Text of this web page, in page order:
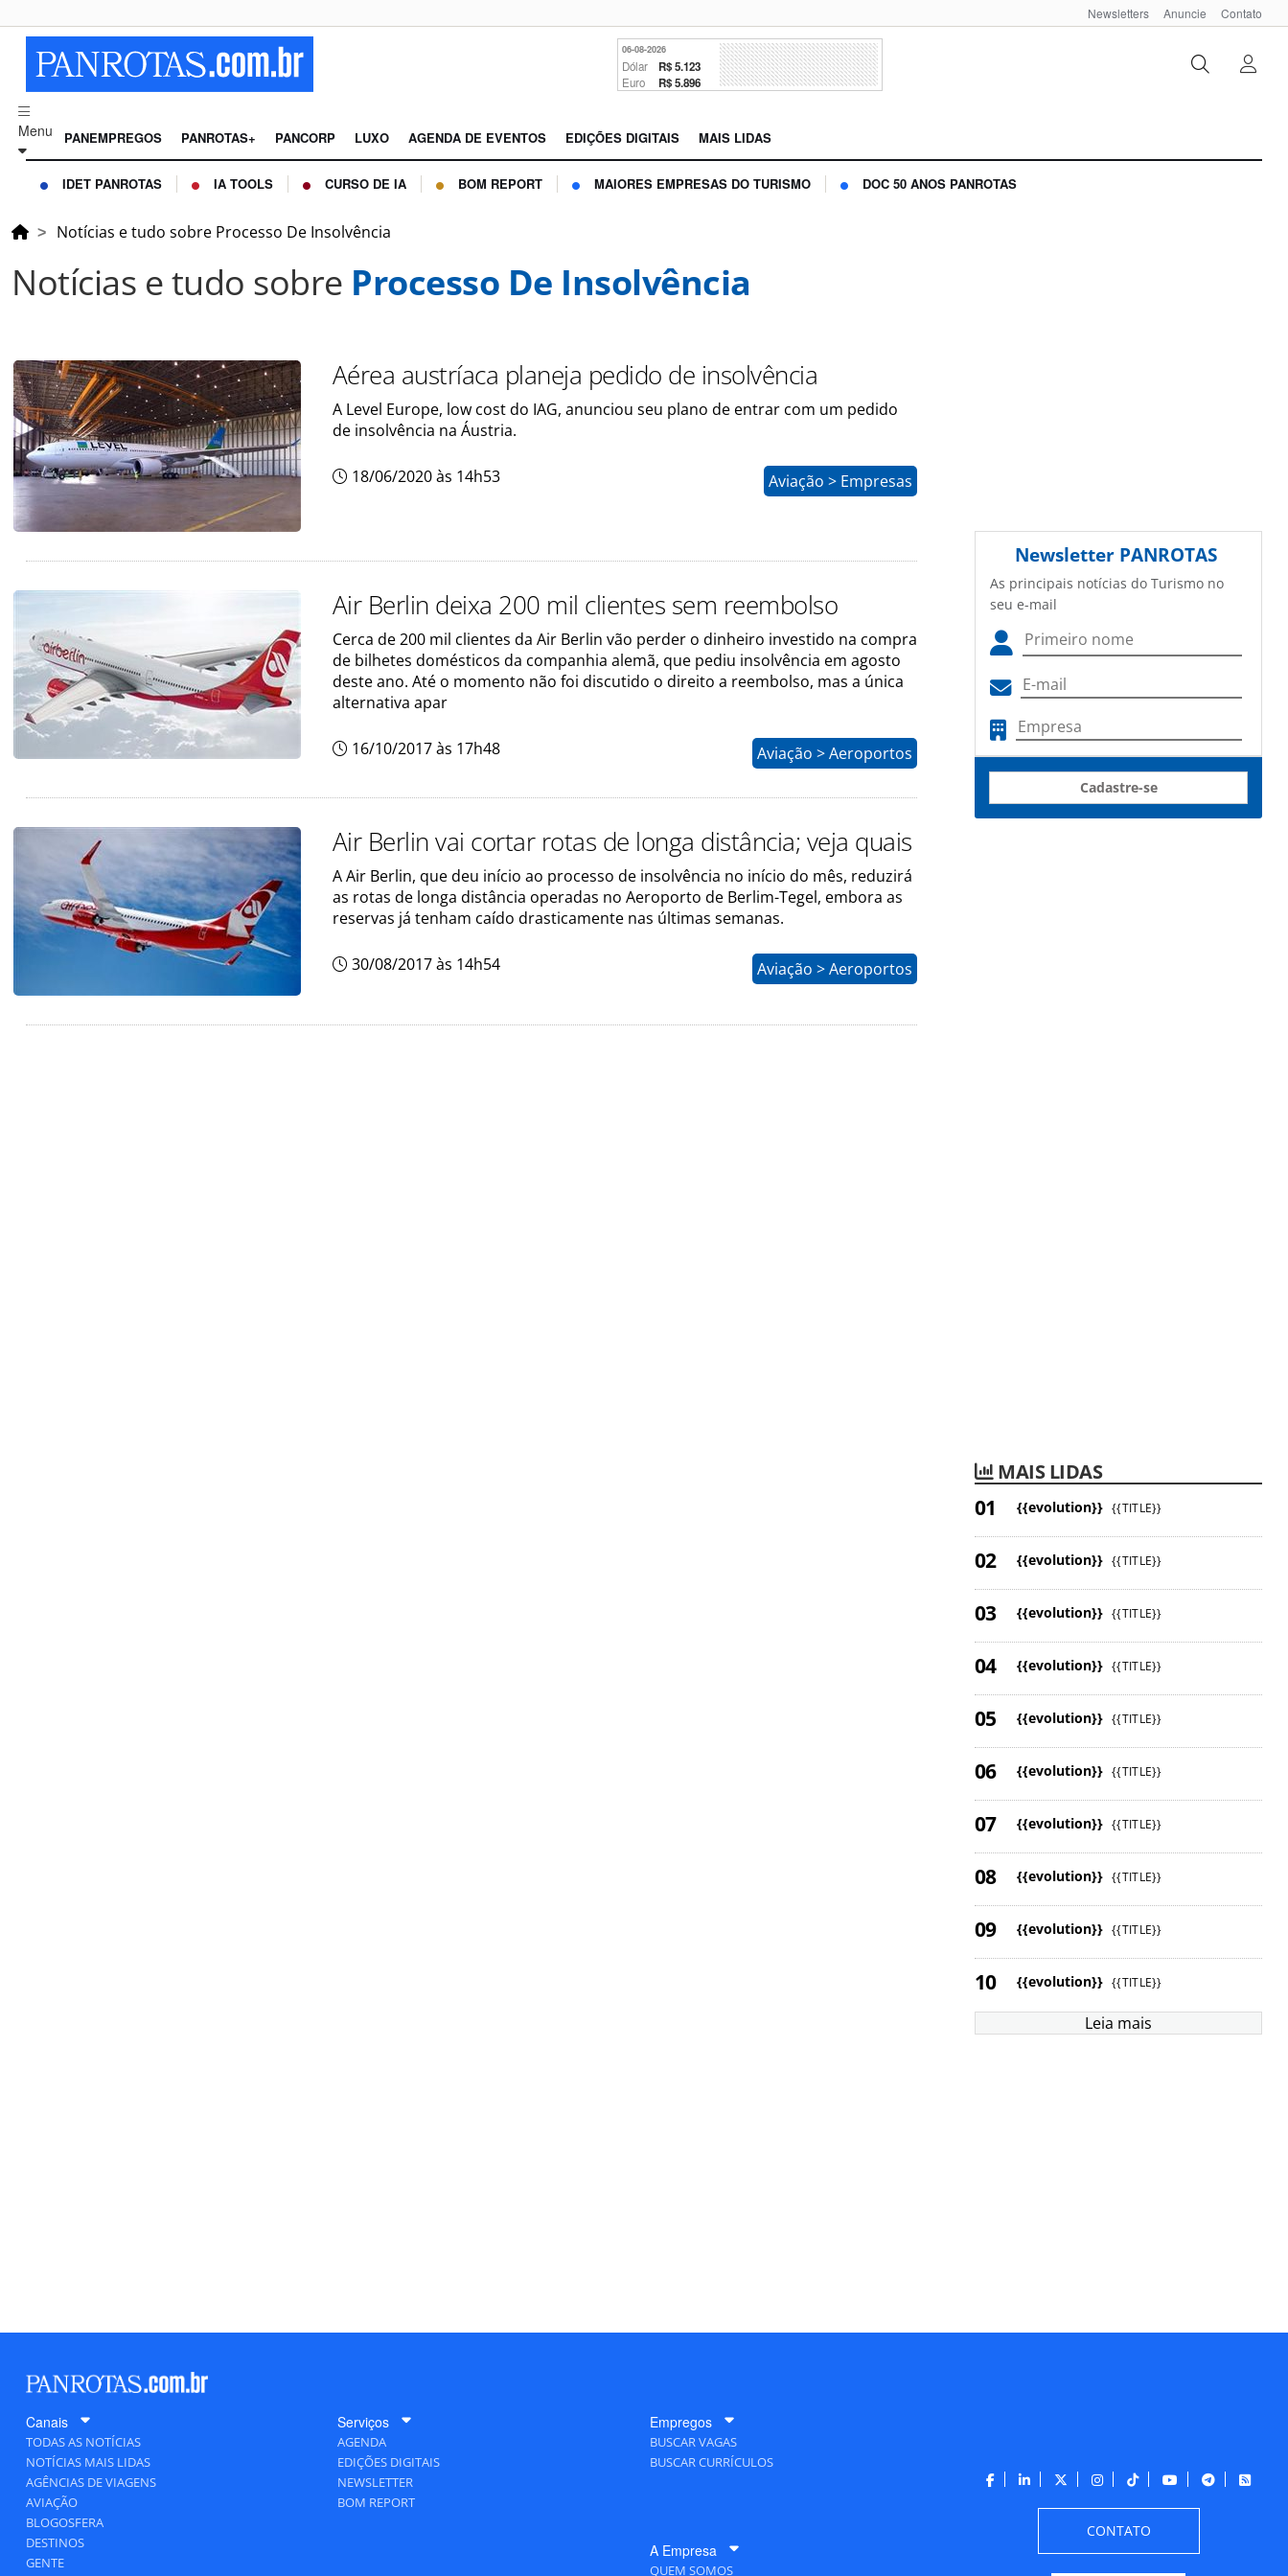
Newsletters Anuncie Contato
06-08-2026
Dólar R$ 5.123
Euro R$ 5.896
Menu PANEMPREGOS PANROTAS+ PANCORP LUXO AGENDA DE EVENTOS EDIÇÕES DIGITAIS MAIS LIDAS
IDET PANROTAS IA TOOLS CURSO DE IA BOM REPORT MAIORES EMPRESAS DO TURISMO DOC 50 ANOS PANROTAS
Notícias e tudo sobre Processo De Insolvência
Notícias e tudo sobre Processo De Insolvência
Aérea austríaca planeja pedido de insolvência
A Level Europe, low cost do IAG, anunciou seu plano de entrar com um pedido
de insolvência na Áustria.
18/06/2020 às 14h53 Aviação > Empresas
Air Berlin deixa 200 mil clientes sem reembolso
Cerca de 200 mil clientes da Air Berlin vão perder o dinheiro investido na compra
de bilhetes domésticos da companhia alemã, que pediu insolvência em agosto
deste ano. Até o momento não foi discutido o direito a reembolso, mas a única
alternativa apar
16/10/2017 às 17h48 Aviação > Aeroportos
Air Berlin vai cortar rotas de longa distância; veja quais
A Air Berlin, que deu início ao processo de insolvência no início do mês, reduzirá
as rotas de longa distância operadas no Aeroporto de Berlim-Tegel, embora as
reservas já tenham caído drasticamente nas últimas semanas.
30/08/2017 às 14h54 Aviação > Aeroportos
Newsletter PANROTAS
As principais notícias do Turismo no
seu e-mail
Cadastre-se
MAIS LIDAS
{{evolution}} {{TITLE}}
{{evolution}} {{TITLE}}
{{evolution}} {{TITLE}}
{{evolution}} {{TITLE}}
{{evolution}} {{TITLE}}
{{evolution}} {{TITLE}}
{{evolution}} {{TITLE}}
{{evolution}} {{TITLE}}
{{evolution}} {{TITLE}}
{{evolution}} {{TITLE}}
Leia mais
Canais
TODAS AS NOTÍCIAS
NOTÍCIAS MAIS LIDAS
AGÊNCIAS DE VIAGENS
AVIAÇÃO
BLOGOSFERA
DESTINOS
GENTE
Serviços
AGENDA
EDIÇÕES DIGITAIS
NEWSLETTER
BOM REPORT
Empregos
BUSCAR VAGAS
BUSCAR CURRÍCULOS
A Empresa
QUEM SOMOS
CONTATO